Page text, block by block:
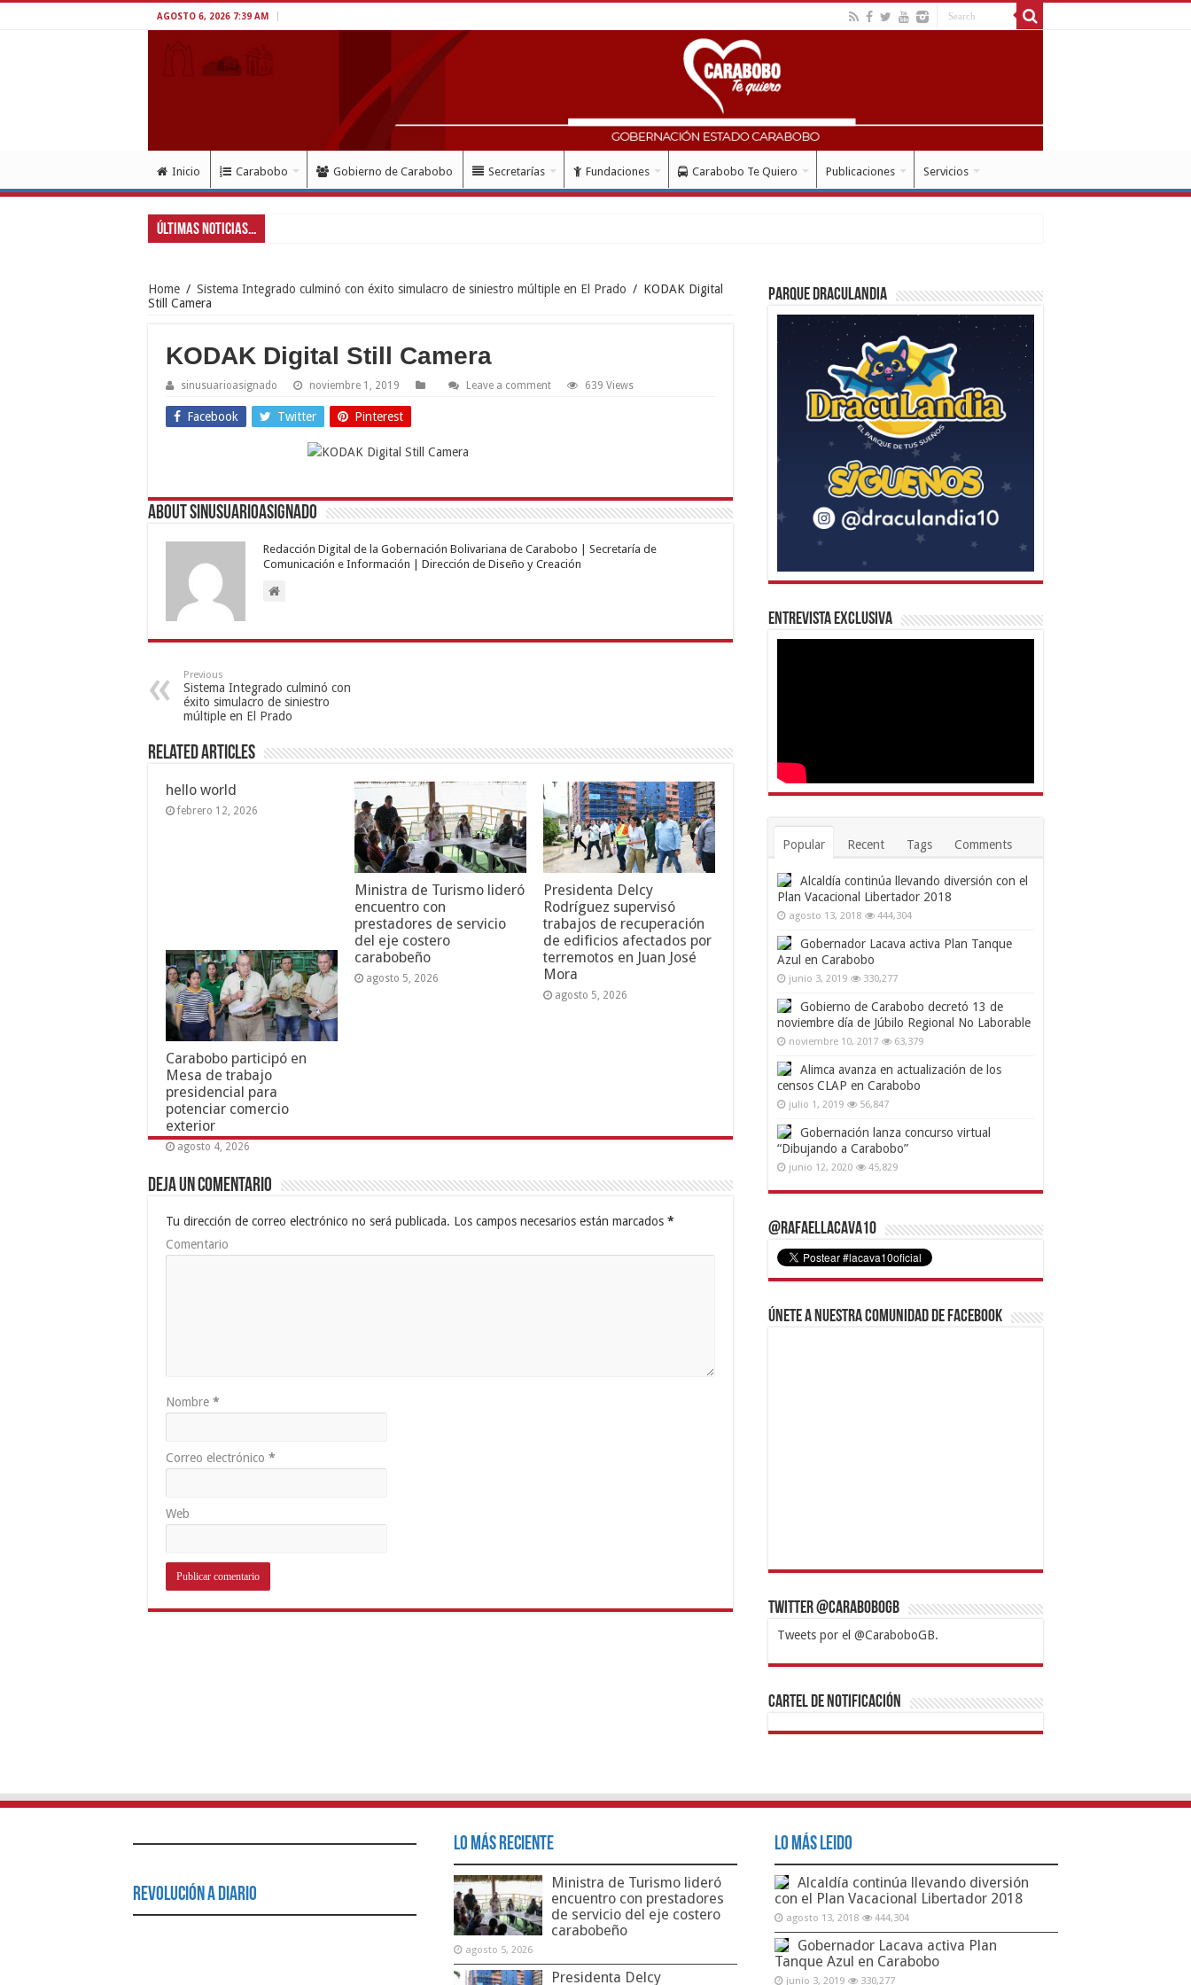
AGOSTO 6, 2026 7:39 AM
Inicio Carabobo Gobierno de Carabobo Secretarías Fundaciones Carabobo Te Quiero Publicaciones Servicios
Últimas Noticias...
Home / Sistema Integrado culminó con éxito simulacro de siniestro múltiple en El Prado / KODAK Digital
Still Camera
KODAK Digital Still Camera
sinusuarioasignado noviembre 1, 2019 Leave a comment 639 Views
Facebook Twitter Pinterest
About sinusuarioasignado
Redacción Digital de la Gobernación Bolivariana de Carabobo | Secretaría de
Comunicación e Información | Dirección de Diseño y Creación
Previous
Sistema Integrado culminó con
éxito simulacro de siniestro
múltiple en El Prado
Related Articles
hello world
febrero 12, 2026
Ministra de Turismo lideró
encuentro con
prestadores de servicio
del eje costero
carabobeño
agosto 5, 2026
Presidenta Delcy
Rodríguez supervisó
trabajos de recuperación
de edificios afectados por
terremotos en Juan José
Mora
agosto 5, 2026
Carabobo participó en
Mesa de trabajo
presidencial para
potenciar comercio
exterior
agosto 4, 2026
Deja un comentario
Tu dirección de correo electrónico no será publicada. Los campos necesarios están marcados *
Comentario
Nombre *
Correo electrónico *
Web
Parque Draculandia
Entrevista Exclusiva
Popular Recent Tags Comments
Alcaldía continúa llevando diversión con el
Plan Vacacional Libertador 2018
agosto 13, 2018 444,304
Gobernador Lacava activa Plan Tanque
Azul en Carabobo
junio 3, 2019 330,277
Gobierno de Carabobo decretó 13 de
noviembre día de Júbilo Regional No Laborable
noviembre 10, 2017 63,379
Alimca avanza en actualización de los
censos CLAP en Carabobo
julio 1, 2019 56,847
Gobernación lanza concurso virtual
“Dibujando a Carabobo”
junio 12, 2020 45,829
@RafaelLacava10
Únete a nuestra comunidad de Facebook
Twitter @CaraboboGB
Tweets por el @CaraboboGB.
1xbetBetturkeyBetistKralbetSupertotobetTipobet
https://mvbcasino.com/
Cartel de Notificación
Revolución a Diario
Lo Más Reciente
Ministra de Turismo lideró
encuentro con prestadores
de servicio del eje costero
carabobeño
agosto 5, 2026
Presidenta Delcy
Lo Más Leido
Alcaldía continúa llevando diversión
con el Plan Vacacional Libertador 2018
agosto 13, 2018 444,304
Gobernador Lacava activa Plan
Tanque Azul en Carabobo
junio 3, 2019 330,277